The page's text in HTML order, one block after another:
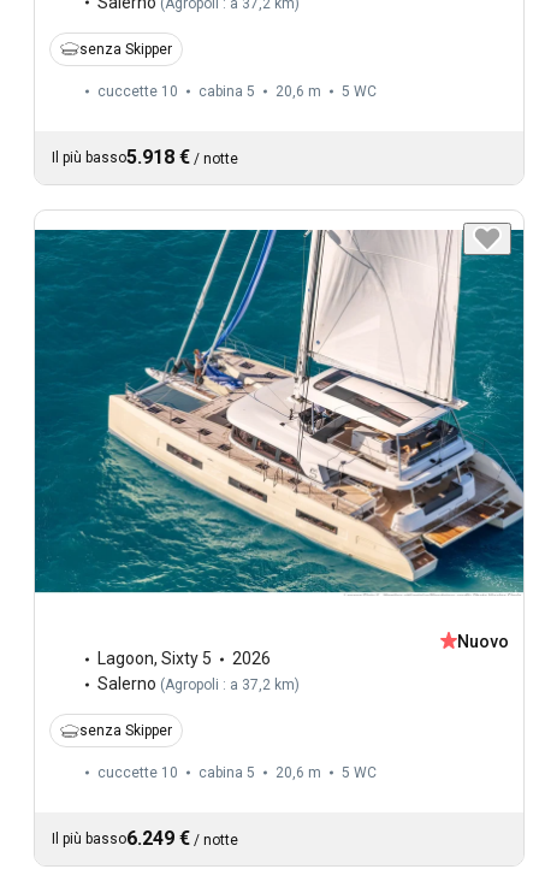
senza Skipper
cuccette 10 cabina 5 20,6 m 5 WC
Il più basso5.918 € / notte
Lagoon, Sixty 5
2026
Salerno (Agropoli : a 37,2 km)
Nuovo
senza Skipper
cuccette 10 cabina 5 20,6 m 5 WC
Il più basso6.249 € / notte